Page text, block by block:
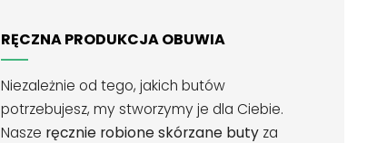
RĘCZNA PRODUKCJA OBUWIA
Niezależnie od tego, jakich butów
potrzebujesz, my stworzymy je dla Ciebie.
Nasze ręcznie robione skórzane butyza